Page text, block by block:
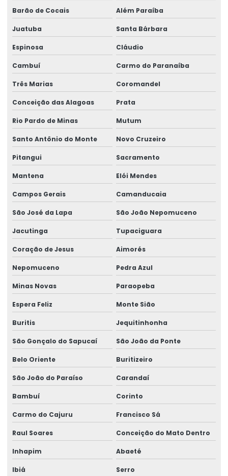
Reforma de talha elétrica em sc
Representação swf krantechnik brasil
Retrofit de pontes rolantes
Sensor anti colisão ponte rolante
Serviço De Manutenção Preventiva
Serviço De Montagem De Elevadores De Carga
Serviço De Reforma De Pontes Rolantes
Serviços Especializados Em Reforma De Pontes Rolantes
Sinalizador áudio visual
Sistema De Içamento Com Trole Motorizado
Talha De Cabo De Aço Eletrônica
Talha De Cinta Aço Carbono
Talha De Cinta Elétrica Aço Carbono Versátil
Talha Elétrica
Talha Elétrica 125 Kg A 5 Toneladas
Talha Elétrica Aço Carbono
Talha Elétrica Aço Inox
Talha Elétrica Aço Inox Para Setores Críticos
Talha Elétrica Aço Inoxidável
Talha Elétrica Baixa Altura
Barão de Cocais Além Paraíba
Juatuba Santa Bárbara
Espinosa Cláudio
Cambuí Carmo do Paranaíba
Três Marias Coromandel
Conceição das Alagoas Prata
Rio Pardo de Minas Mutum
Santo Antônio do Monte Novo Cruzeiro
Pitangui Sacramento
Mantena Elói Mendes
Campos Gerais Camanducaia
São José da Lapa São João Nepomuceno
Jacutinga Tupaciguara
Coração de Jesus Aimorés
Nepomuceno Pedra Azul
Minas Novas Paraopeba
Espera Feliz Monte Sião
Buritis Jequitinhonha
São Gonçalo do Sapucaí São João da Ponte
Belo Oriente Buritizeiro
São João do Paraíso Carandaí
Bambuí Corinto
Carmo do Cajuru Francisco Sá
Raul Soares Conceição do Mato Dentro
Inhapim Abaeté
Ibiá Serro